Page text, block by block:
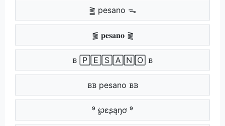
⪒ pesano ᯓ
⪓ 𝐩𝐞𝐬𝐚𝐧𝐨 ⪔
ᏼ 🄿🄴🅂🄰🄽🄾 ᏼ
ᏼᏼ pesano ᏼᏼ
⁹ ℘ɛʂąŋơ ⁹